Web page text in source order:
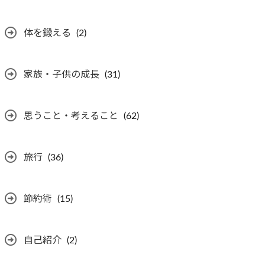
体を鍛える (2)
家族・子供の成長 (31)
思うこと・考えること (62)
旅行 (36)
節約術 (15)
自己紹介 (2)